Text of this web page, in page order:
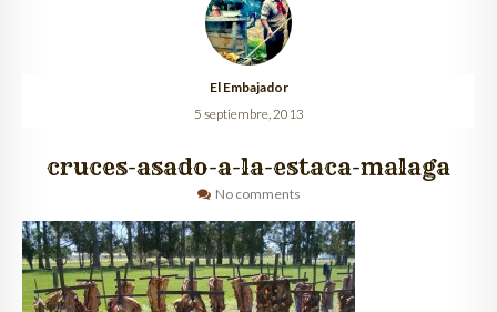
TRADICIÓN ARGENTINA
CLIENTES
GALERÍA
El Embajador
5 septiembre, 2013
cruces-asado-a-la-estaca-malaga
No comments